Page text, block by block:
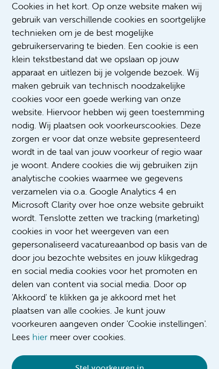
Cookies in het kort. Op onze website maken wij
gebruik van verschillende cookies en soortgelijke
technieken om je de best mogelijke
gebruikerservaring te bieden. Een cookie is een
klein tekstbestand dat we opslaan op jouw
apparaat en uitlezen bij je volgende bezoek. Wij
maken gebruik van technisch noodzakelijke
cookies voor een goede werking van onze
website. Hiervoor hebben wij geen toestemming
nodig. Wij plaatsen ook voorkeurscookies. Deze
zorgen er voor dat onze website gepresenteerd
wordt in de taal van jouw voorkeur of regio waar
je woont. Andere cookies die wij gebruiken zijn
analytische cookies waarmee we gegevens
verzamelen via o.a. Google Analytics 4 en
Microsoft Clarity over hoe onze website gebruikt
wordt. Tenslotte zetten we tracking (marketing)
cookies in voor het weergeven van een
gepersonaliseerd vacatureaanbod op basis van de
door jou bezochte websites en jouw klikgedrag
en social media cookies voor het promoten en
delen van content via social media. Door op
'Akkoord' te klikken ga je akkoord met het
plaatsen van alle cookies. Je kunt jouw
voorkeuren aangeven onder 'Cookie instellingen'.
Lees hier meer over cookies.
Cardiac Care (CCU)
verpleegkundige in opleiding
€ 3.171 - € 4.492
Verpleegkunde
Opleiding
32 - 36 uur
Verpleegkundige Chirurgische
specialismen
€ 3.171 - € 4.492
Verpleegkunde
Bepaalde tijd met uitzicht op vast
24 - 36 uur
Bekijk alle vacatures